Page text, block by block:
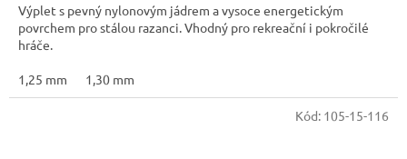
Výplet s pevný nylonovým jádrem a vysoce energetickým
povrchem pro stálou razanci. Vhodný pro rekreační i pokročilé
hráče.
1,25 mm 1,30 mm
Kód: 105-15-116